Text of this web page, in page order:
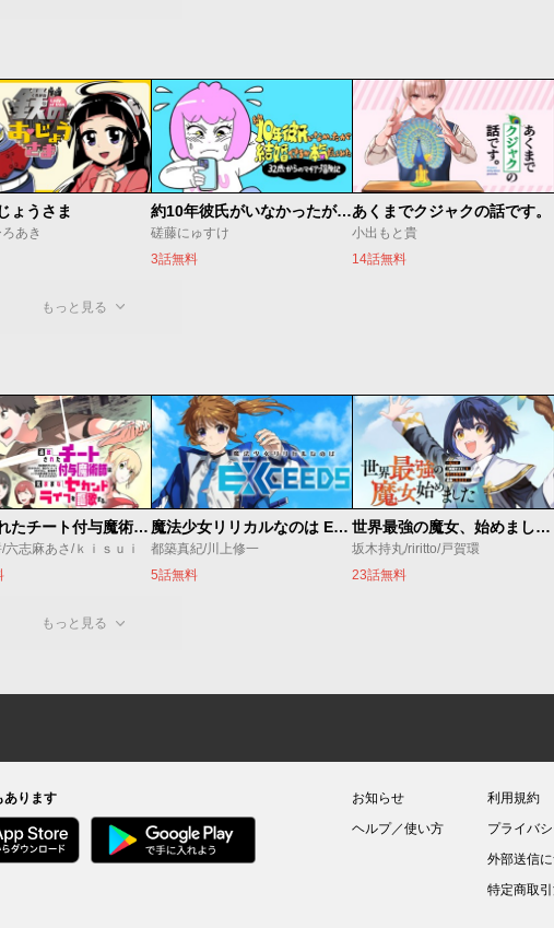
ょうさま
あき
約10年彼氏がいなかったが結婚できるか本気出してみた 32歳からのマチアプ冒険記
磋藤にゅすけ
3話無料
あくまでクジャクの話です。
小出もと貴
14話無料
もっと見る
追放されたチート付与魔術師は気ままなセカンドライフを謳歌する。 ～俺は武器だけじゃなく、あらゆるものに『強化ポイント』を付与できるし、俺の意思でいつでも効果を解除できるけど、残った人たち大丈夫？～
六志麻あさ/ｋｉｓｕｉ
魔法少女リリカルなのは EXCEEDS
都築真紀/川上修一
5話無料
世界最強の魔女、始めました ～私だけ『攻略サイト』を見れる世界で自由に生きます～
坂木持丸/riritto/戸賀環
23話無料
もっと見る
あります
お知らせ
ヘルプ／使い方
利用規約
プライバ
外部送信
特定商取